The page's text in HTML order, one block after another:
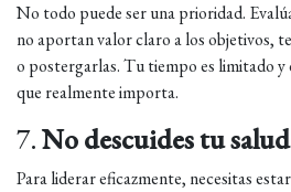
No todo puede ser una prioridad.
no aportan valor claro a los objetivos,
o postergarlas. Tu tiempo es limitado y
que realmente importa.
7.No descuides tu
Para liderar eficazmente, necesitas